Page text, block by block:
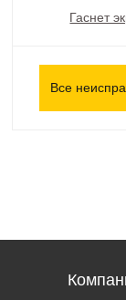
Гаснет
Все